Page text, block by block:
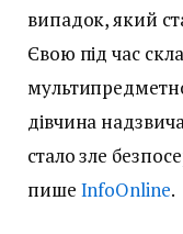
випадок, який
Євою під час
дівчина
стало зле
пише InfoOnline.